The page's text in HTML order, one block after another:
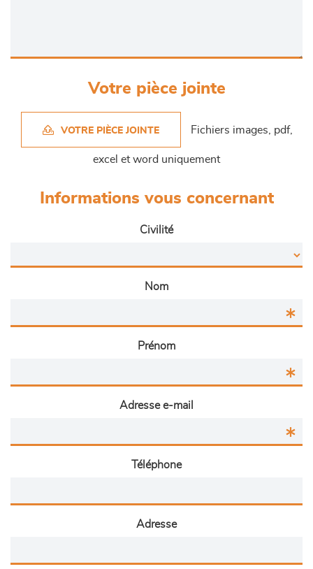
Votre pièce jointe
VOTRE PIÈCE JOINTE Fichiers images, pdf,
excel et word uniquement
Informations vous concernant
Civilité
Nom
Prénom
Adresse e-mail
Téléphone
Adresse